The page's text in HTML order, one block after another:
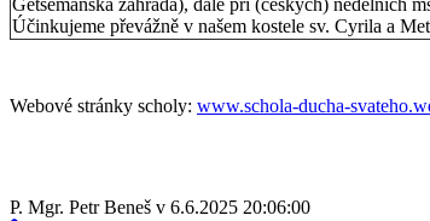
Účinkujeme převážně v našem kostele sv. Cyrila a
Webové stránky scholy: www.schola-ducha-
P. Mgr. Petr Beneš v 6.6.2025 20:06:00